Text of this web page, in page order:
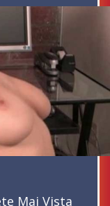
Mai Vista